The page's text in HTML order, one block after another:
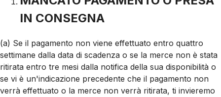
IN CONSEGNA
(a) Se il pagamento non viene effettuato entro quattro
settimane dalla data di scadenza o se la merce non è stata
ritirata entro tre mesi dalla notifica della sua disponibilità o
se vi è un'indicazione precedente che il pagamento non
verrà effettuato o la merce non verrà ritirata, ti invieremo